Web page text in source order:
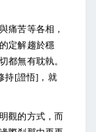
痛苦等各相，
定解趨於穩
都無有耽執。
持[證悟]，就
觀的方式，而